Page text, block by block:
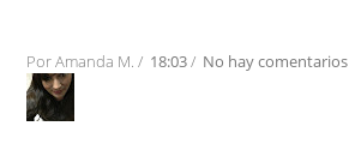
PorAmanda M. / 18:03/ No hay comentarios